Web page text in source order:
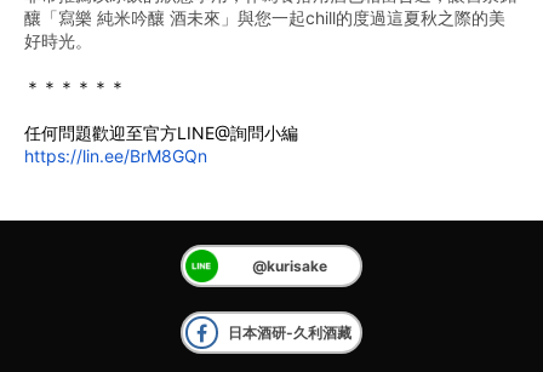
釀「寫樂 純米吟釀 酒未來」與您一起chill的度過這夏秋之際的美
好時光。
＊＊＊＊＊＊
任何問題歡迎至官方LINE@詢問小編
https://lin.ee/BrM8GQn
@kurisake
日本酒研-久利酒藏